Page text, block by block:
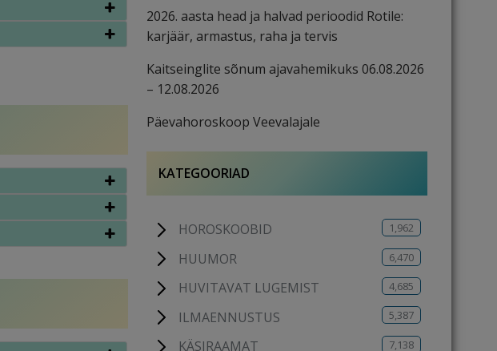
2026. aasta head ja halvad perioodid Rotile:
karjäär, armastus, raha ja tervis
Kaitseinglite sõnum ajavahemikuks 06.08.2026
– 12.08.2026
Päevahoroskoop Veevalajale
KATEGOORIAD
HOROSKOOBID 1,962
HUUMOR 6,470
HUVITAVAT LUGEMIST 4,685
ILMAENNUSTUS 5,387
KÄSIRAAMAT 7,138